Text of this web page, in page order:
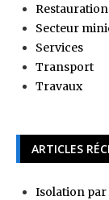
Restauration
Secteur
Services
Transport
Travaux
ARTICLES
Isolation par